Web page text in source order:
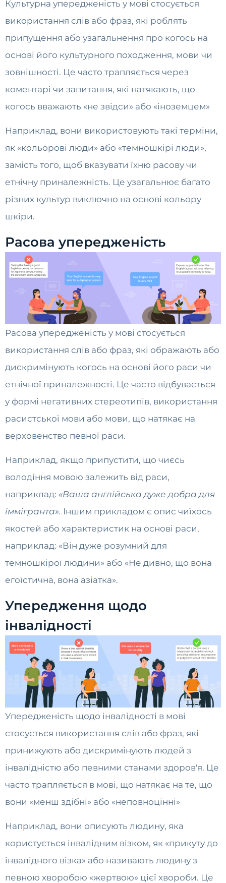
Культурна упередженість у мові стосується
використання слів або фраз, які роблять
припущення або узагальнення про когось на
основі його культурного походження, мови чи
зовнішності. Це часто трапляється через
коментарі чи запитання, які натякають, що
когось вважають «не звідси» або «іноземцем»
Наприклад, вони використовують такі терміни,
як «кольорові люди» або «темношкірі люди»,
замість того, щоб вказувати їхню расову чи
етнічну приналежність. Це узагальнює багато
різних культур виключно на основі кольору
шкіри.
Расова упередженість
Расова упередженість у мові стосується
використання слів або фраз, які ображають або
дискримінують когось на основі його раси чи
етнічної приналежності. Це часто відбувається
у формі негативних стереотипів, використання
расистської мови або мови, що натякає на
верховенство певної раси.
Наприклад, якщо припустити, що чиєсь
володіння мовою залежить від раси,
наприклад: «Ваша англійська дуже добра для
іммігранта». Іншим прикладом є опис чиїхось
якостей або характеристик на основі раси,
наприклад: «Він дуже розумний для
темношкірої людини» або «Не дивно, що вона
егоїстична, вона азіатка».
Упередження щодо
інвалідності
Упередженість щодо інвалідності в мові
стосується використання слів або фраз, які
принижують або дискримінують людей з
інвалідністю або певними станами здоров'я. Це
часто трапляється в мові, що натякає на те, що
вони «менш здібні» або «неповноцінні»
Наприклад, вони описують людину, яка
користується інвалідним візком, як «прикуту до
інвалідного візка» або називають людину з
певною хворобою «жертвою» цієї хвороби. Це